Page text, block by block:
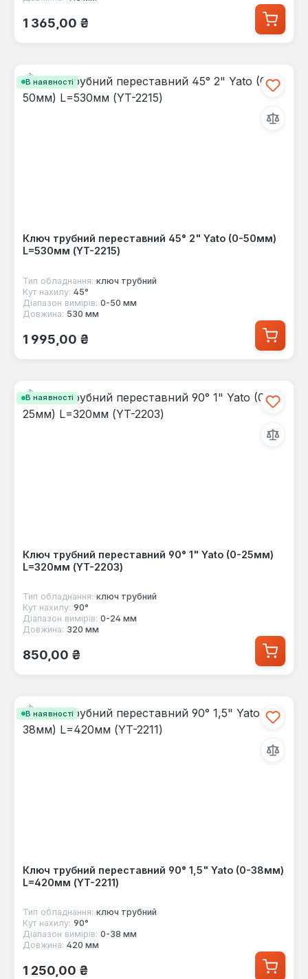
Звичайна ціна:
1 365,00 ₴
В наявності
Ключ трубний переставний 45° 2" Yato (0-50мм)
L=530мм (YT-2215)
Тип обладнання: ключ трубний
Кут нахилу: 45°
Діапазон вимірів: 0-50 мм
Довжина: 530 мм
Звичайна ціна:
1 995,00 ₴
В наявності
Ключ трубний переставний 90° 1" Yato (0-25мм)
L=320мм (YT-2203)
Тип обладнання: ключ трубний
Кут нахилу: 90°
Діапазон вимірів: 0-24 мм
Довжина: 320 мм
Звичайна ціна:
850,00 ₴
В наявності
Ключ трубний переставний 90° 1,5" Yato (0-38мм)
L=420мм (YT-2211)
Тип обладнання: ключ трубний
Кут нахилу: 90°
Діапазон вимірів: 0-38 мм
Довжина: 420 мм
Звичайна ціна:
1 250,00 ₴